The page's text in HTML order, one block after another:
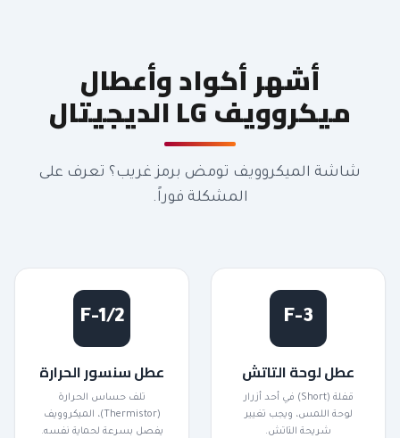
أشهر أكواد وأعطال
ميكروويف LG الديجيتال
شاشة الميكروويف تومض برمز غريب؟ تعرف على
المشكلة فوراً.
F-3
عطل لوحة التاتش
قفلة (Short) في أحد أزرار
لوحة اللمس، ويجب تغيير
شريحة التاتش.
F-1/2
عطل سنسور الحرارة
تلف حساس الحرارة
(Thermistor)، الميكروويف
يفصل بسرعة لحماية نفسه.